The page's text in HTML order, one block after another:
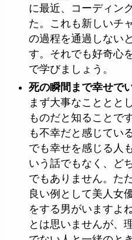
に最近、コーディン
た。これも新しいチ
の過程を通過しない
す。それでも好奇心
で学びましょう。
死の瞬間まで幸せで
まず大事なこととと
ものだと知ることで
も不幸だと感じてい
でも幸せを感じる人
いう話でもなく、ど
でもありません。た
良い例として美人女
をする男がいますよ
とは思いませんが、